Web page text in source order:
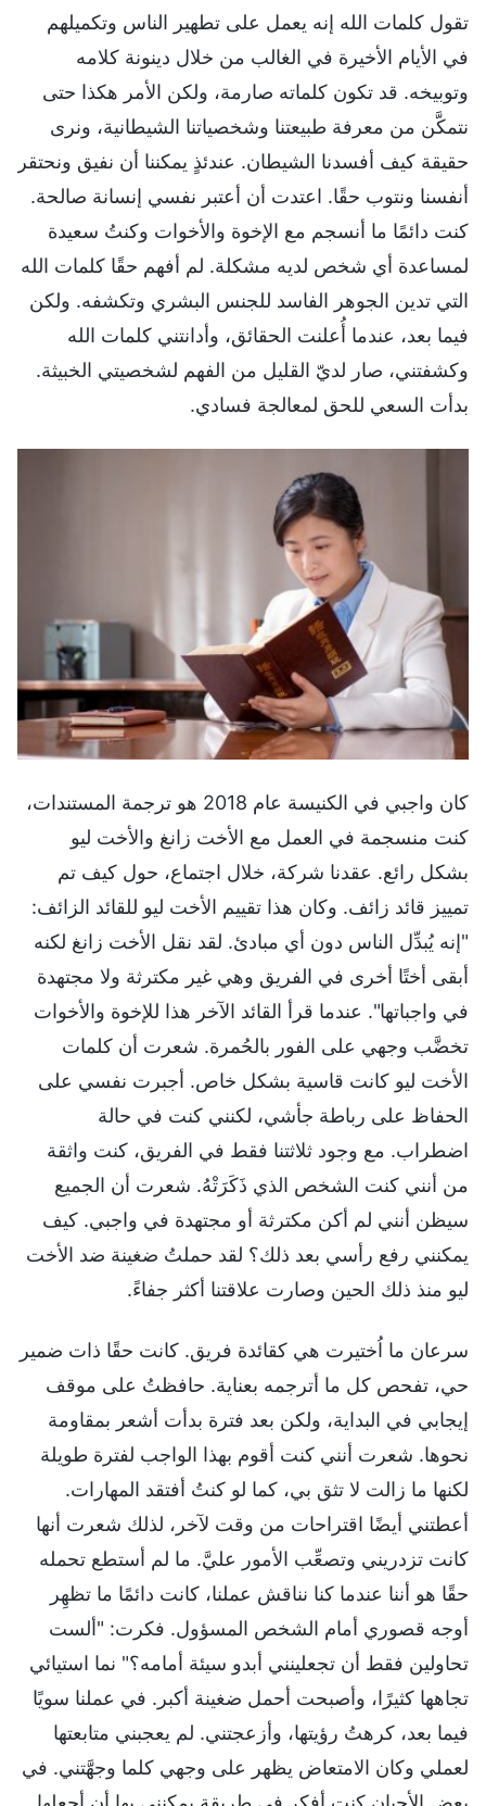
تقول كلمات الله إنه يعمل على تطهير الناس وتكميلهم
في الأيام الأخيرة في الغالب من خلال دينونة كلامه
وتوبيخه. قد تكون كلماته صارمة، ولكن الأمر هكذا حتى
نتمكَّن من معرفة طبيعتنا وشخصياتنا الشيطانية، ونرى
حقيقة كيف أفسدنا الشيطان. عندئذٍ يمكننا أن نفيق ونحتقر
أنفسنا ونتوب حقًا. اعتدت أن أعتبر نفسي إنسانة صالحة.
كنت دائمًا ما أنسجم مع الإخوة والأخوات وكنتُ سعيدة
لمساعدة أي شخص لديه مشكلة. لم أفهم حقًا كلمات الله
التي تدين الجوهر الفاسد للجنس البشري وتكشفه. ولكن
فيما بعد، عندما أُعلنت الحقائق، وأدانتني كلمات الله
وكشفتني، صار لديّ القليل من الفهم لشخصيتي الخبيثة.
بدأت السعي للحق لمعالجة فسادي.
كان واجبي في الكنيسة عام 2018 هو ترجمة المستندات،
كنت منسجمة في العمل مع الأخت زانغ والأخت ليو
بشكل رائع. عقدنا شركة، خلال اجتماع، حول كيف تم
تمييز قائد زائف. وكان هذا تقييم الأخت ليو للقائد الزائف:
"إنه يُبدِّل الناس دون أي مبادئ. لقد نقل الأخت زانغ لكنه
أبقى أختًا أخرى في الفريق وهي غير مكترثة ولا مجتهدة
في واجباتها". عندما قرأ القائد الآخر هذا للإخوة والأخوات
تخضَّب وجهي على الفور بالحُمرة. شعرت أن كلمات
الأخت ليو كانت قاسية بشكل خاص. أجبرت نفسي على
الحفاظ على رباطة جأشي، لكنني كنت في حالة
اضطراب. مع وجود ثلاثتنا فقط في الفريق، كنت واثقة
من أنني كنت الشخص الذي ذَكَرَتْهُ. شعرت أن الجميع
سيظن أنني لم أكن مكترثة أو مجتهدة في واجبي. كيف
يمكنني رفع رأسي بعد ذلك؟ لقد حملتُ ضغينة ضد الأخت
ليو منذ ذلك الحين وصارت علاقتنا أكثر جفاءً.
سرعان ما اُختيرت هي كقائدة فريق. كانت حقًا ذات ضمير
حي، تفحص كل ما أترجمه بعناية. حافظتُ على موقف
إيجابي في البداية، ولكن بعد فترة بدأت أشعر بمقاومة
نحوها. شعرت أنني كنت أقوم بهذا الواجب لفترة طويلة
لكنها ما زالت لا تثق بي، كما لو كنتُ أفتقد المهارات.
أعطتني أيضًا اقتراحات من وقت لآخر، لذلك شعرت أنها
كانت تزدريني وتصعِّب الأمور عليَّ. ما لم أستطع تحمله
حقًا هو أننا عندما كنا نناقش عملنا، كانت دائمًا ما تظهِر
أوجه قصوري أمام الشخص المسؤول. فكرت: "ألست
تحاولين فقط أن تجعلينني أبدو سيئة أمامه؟" نما استيائي
تجاهها كثيرًا، وأصبحت أحمل ضغينة أكبر. في عملنا سويًا
فيما بعد، كرهتُ رؤيتها، وأزعجتني. لم يعجبني متابعتها
لعملي وكان الامتعاض يظهر على وجهي كلما وجهَّتني. في